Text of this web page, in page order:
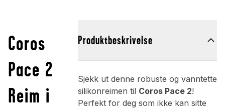
Coros
Pace 2
Reim i
Produktbeskrivelse
Sjekk ut denne robuste og vanntette
silikonreimen til Coros Pace 2!
Perfekt for deg som ikke kan sitte